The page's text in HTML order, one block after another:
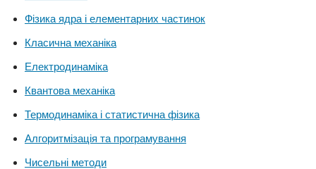
Фізика ядра і елементарних частинок
Класична механіка
Електродинаміка
Квантова механіка
Термодинаміка і статистична фізика
Алгоритмізація та програмування
Чисельні методи